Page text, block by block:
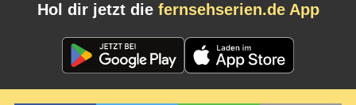
Hol dir jetzt die fernsehserien.de App